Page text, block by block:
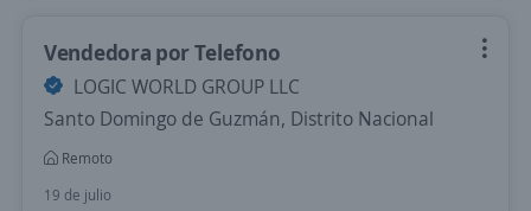
Vendedora por Telefono
LOGIC WORLD GROUP LLC
Santo Domingo de Guzmán, Distrito Nacional
Remoto
19 de julio